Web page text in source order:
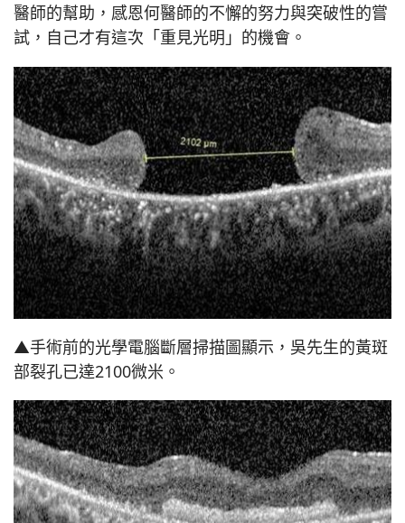
醫師的幫助，感恩何醫師的不懈的努力與突破性的嘗
試，自己才有這次「重見光明」的機會。
▲手術前的光學電腦斷層掃描圖顯示，吳先生的黃斑
部裂孔已達2100微米。